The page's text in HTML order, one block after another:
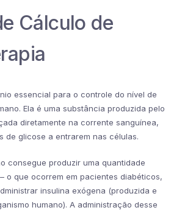
Cálculo de
essencial para o controle do nível de
Ela é uma substância produzida pelo
diretamente na corrente sanguínea,
de glicose a entrarem nas células.
consegue produzir uma quantidade
o que ocorrem em pacientes diabéticos,
insulina exógena (produzida e
humano). A administração desse